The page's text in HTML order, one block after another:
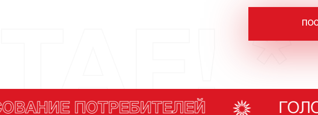
TAF!
ГОЛОСОВАНИЕ